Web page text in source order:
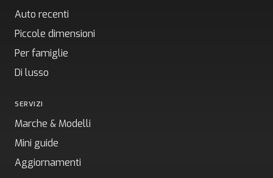
Auto recenti
Piccole dimensioni
Per famiglie
Di lusso
SERVIZI
Marche & Modelli
Mini guide
Aggiornamenti